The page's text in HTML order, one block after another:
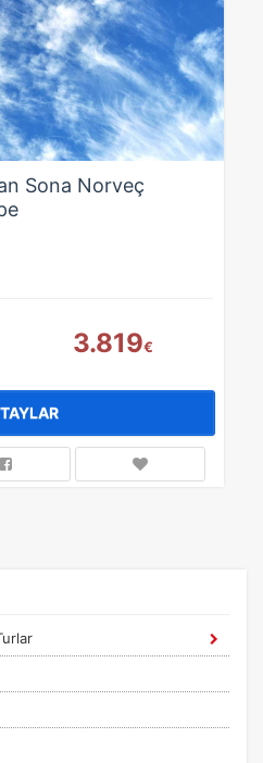
ve temel site işlevleri için
Sona Norveç
3.819€